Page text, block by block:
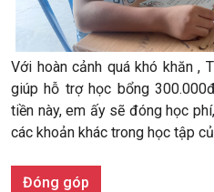
Với hoàn cảnh quá khó khăn ,
giúp hỗ trợ học bổng
tiền này, em ấy sẽ đóng học
các khoản khác trong học tập
Đóng góp